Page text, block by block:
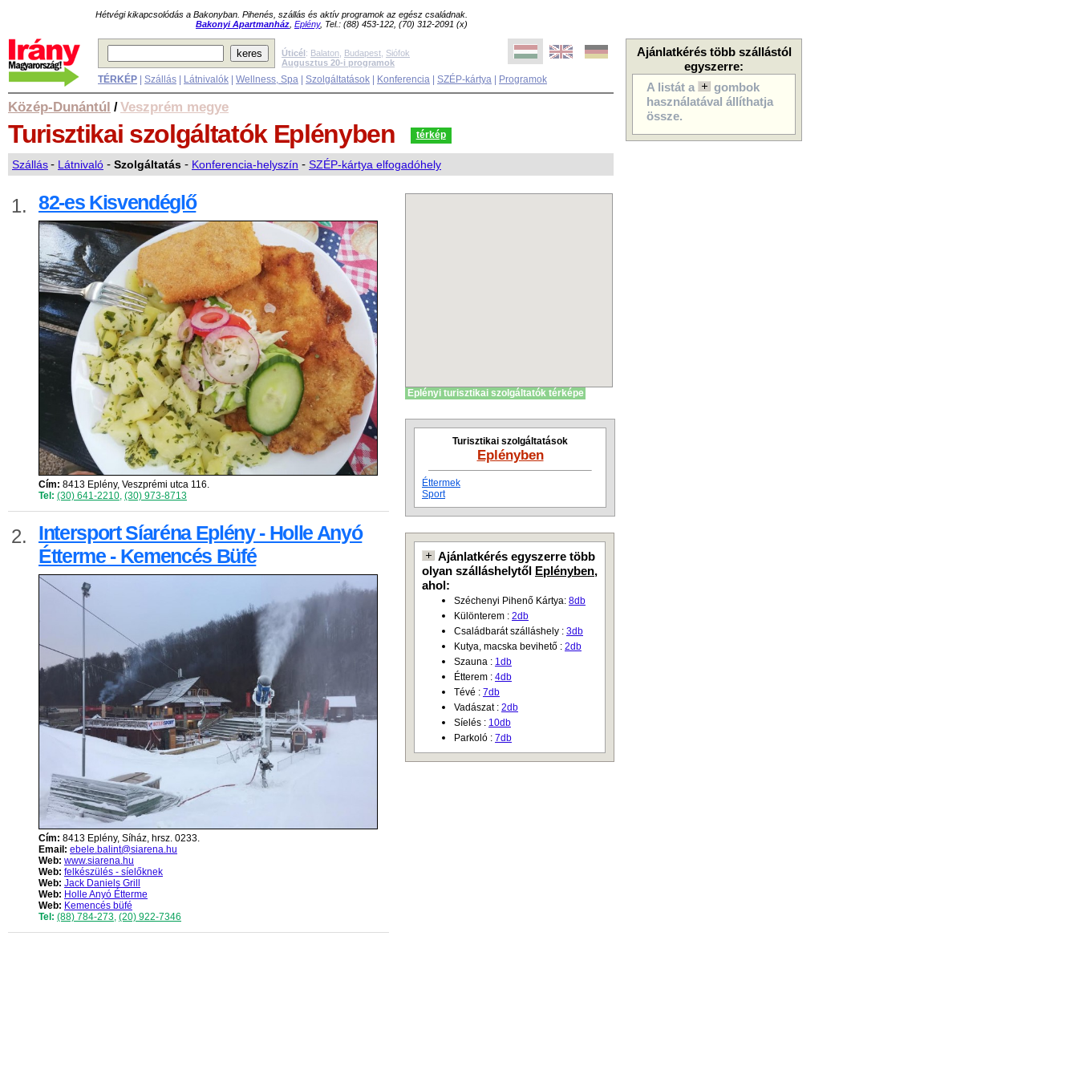
Hétvégi kikapcsolódás a Bakonyban. Pihenés, szállás és aktív programok az egész családnak.
Bakonyi Apartmanház Eplény, Tel.: (88) 453-122, (70) 312-2091 (x)
Ajánlatkérés több szállástól
egyszerre:
A listát a
gombok
használatával állíthatja
össze.
Úticél: Balaton Budapest Siófok
Augusztus 20-i programok
TÉRKÉP Szállás Látnivalók Wellness, Spa Szolgáltatások Konferencia SZÉP-kártya Programok
Közép-Dunántúl /Veszprém megye
Turisztikai szolgáltatók Eplényben térkép
Szállás- Látnivaló - Szolgáltatás - Konferencia-helyszín - SZÉP-kártya elfogadóhely
1. 82-es Kisvendéglő
Cím: 8413 Eplény, Veszprémi utca 116.
Tel: (30) 641-2210, (30) 973-8713
2.
Intersport Síaréna Eplény - Holle Anyó
Étterme - Kemencés Büfé
Cím: 8413 Eplény, Síház, hrsz. 0233.
Email: ebele.balint@siarena.hu
Web: www.siarena.hu
Web: felkészülés - síelőknek
Web: Jack Daniels Grill
Web: Holle Anyó Étterme
Web: Kemencés büfé
Tel: (88) 784-273, (20) 922-7346
Eplényi turisztikai szolgáltatók térképe
Turisztikai szolgáltatások
Eplényben
Éttermek
Sport
Ajánlatkérés egyszerre több
olyan szálláshelytől
Eplényben,
ahol:
Széchenyi Pihenő Kártya: 8db
Különterem : 2db
Családbarát szálláshely : 3db
Kutya, macska bevihető : 2db
Szauna : 1db
Étterem : 4db
Tévé : 7db
Vadászat : 2db
Síelés : 10db
Parkoló : 7db